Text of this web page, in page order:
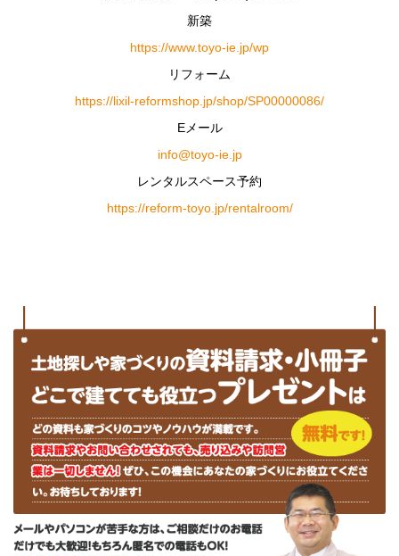
新築
https://www.toyo-ie.jp/wp
リフォーム
https://lixil-reformshop.jp/shop/SP00000086/
Eメール
info@toyo-ie.jp
レンタルスペース予約
https://reform-toyo.jp/rentalroom/